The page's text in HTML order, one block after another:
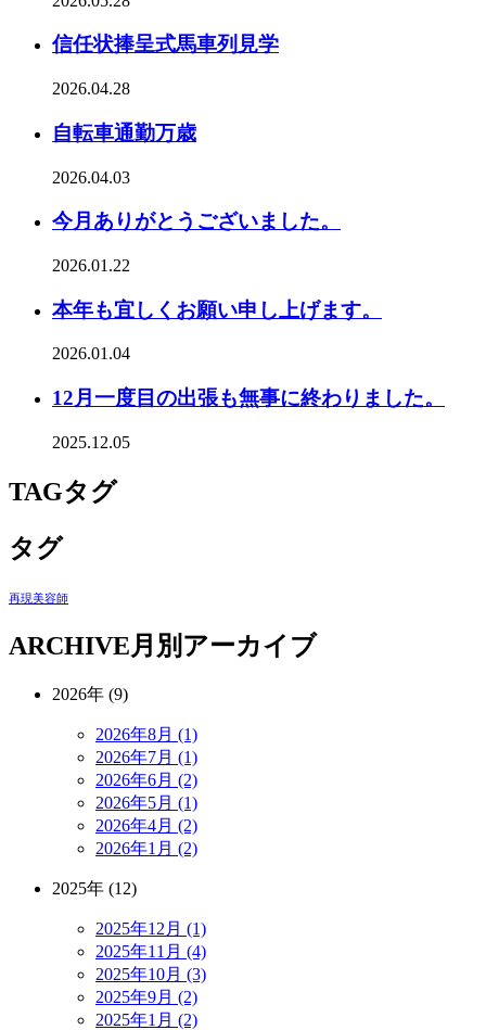
信任状捧呈式馬車列見学
2026.04.28
自転車通勤万歳
2026.04.03
今月ありがとうございました。
2026.01.22
本年も宜しくお願い申し上げます。
2026.01.04
12月一度目の出張も無事に終わりました。
2025.12.05
TAGタグ
タグ
再現美容師
ARCHIVE月別アーカイブ
2026年 (9)
2026年8月 (1)
2026年7月 (1)
2026年6月 (2)
2026年5月 (1)
2026年4月 (2)
2026年1月 (2)
2025年 (12)
2025年12月 (1)
2025年11月 (4)
2025年10月 (3)
2025年9月 (2)
2025年1月 (2)